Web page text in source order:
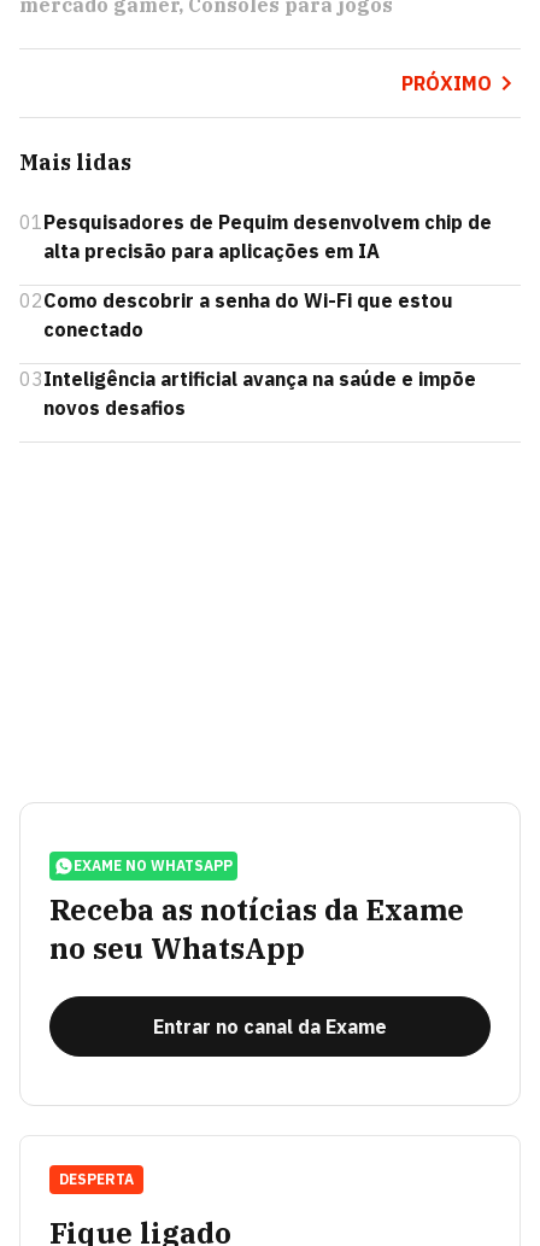
mercado gamer Consoles para jogos
PRÓXIMO
Mais lidas
01Pesquisadores de Pequim desenvolvem chip de
alta precisão para aplicações em IA
02Como descobrir a senha do Wi-Fi que estou
conectado
03Inteligência artificial avança na saúde e impõe
novos desafios
EXAME NO WHATSAPP
Receba as notícias da Exame
no seu WhatsApp
Entrar no canal da Exame
Fique ligado
DESPERTA